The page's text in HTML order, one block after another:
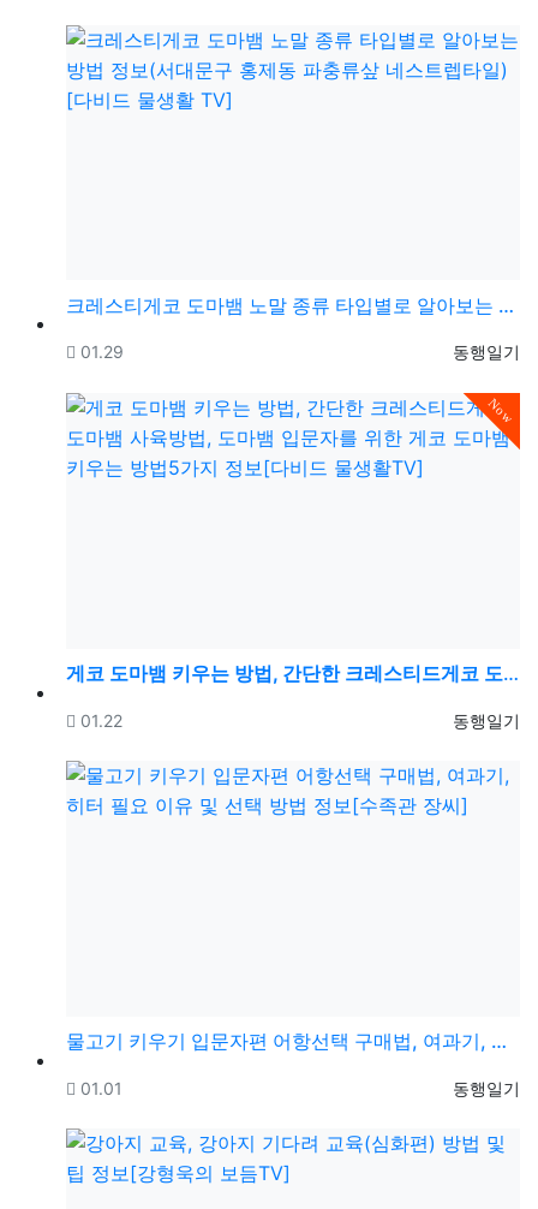
크레스티게코 도마뱀 노말 종류 타입별로 알아보는 방법 …
등록자
동행일기
등록일
01.29
Now
게코 도마뱀 키우는 방법, 간단한 크레스티드게코 도마뱀…
등록자
동행일기
등록일
01.22
물고기 키우기 입문자편 어항선택 구매법, 여과기, 히터…
등록자
동행일기
등록일
01.01